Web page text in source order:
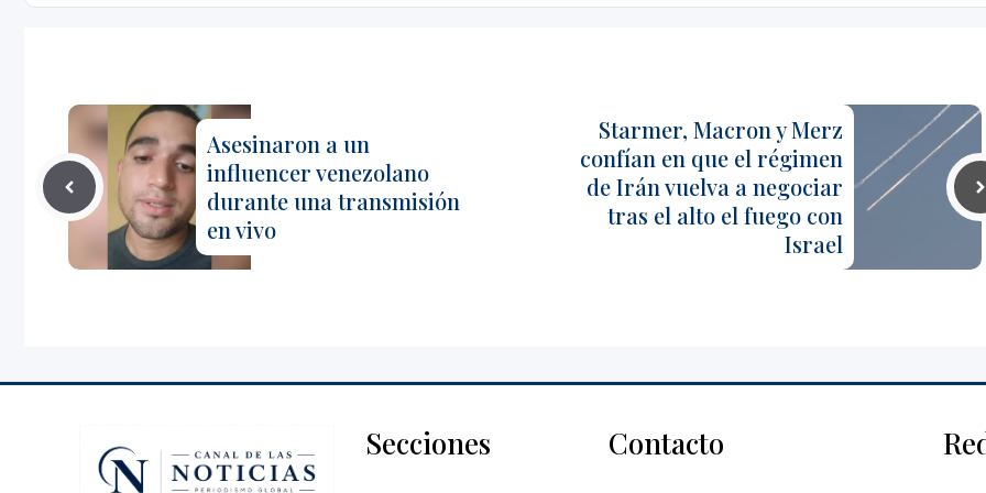
Asesinaron a un
influencer venezolano
durante una transmisión
en vivo
Starmer, Macron y Merz
confían en que el régimen
de Irán vuelva a negociar
tras el alto el fuego con
Israel
Secciones Contacto